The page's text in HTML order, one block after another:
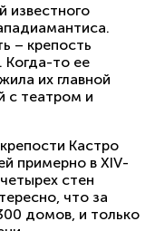
известного
– крепость
Когда-то ее
их главной
с театром и
Кастро
примерно в XIV-
стен
что за
домов, и только